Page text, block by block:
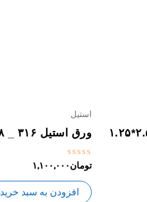
استیل
ورق استیل ۳۱۶ _ ۰.۸میل ۲.۵*۱.۲۵
نمره
0
از
5
تومان۱,۱۰۰,۰۰۰
افزودن به سبد خرید